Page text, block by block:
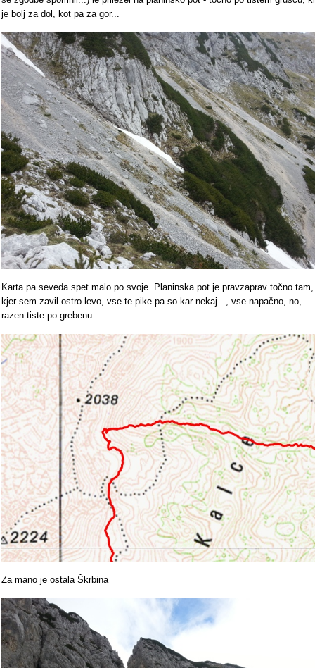
je bolj za dol, kot pa za gor...
Karta pa seveda spet malo po svoje. Planinska pot je pravzaprav točno tam,
kjer sem zavil ostro levo, vse te pike pa so kar nekaj..., vse napačno, no,
razen tiste po grebenu.
Za mano je ostala Škrbina